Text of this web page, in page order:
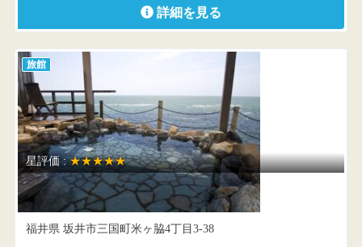
詳細を見る
旅館
星評価 :★★★★★
望洋楼
福井県 坂井市三国町米ヶ脇4丁目3-38